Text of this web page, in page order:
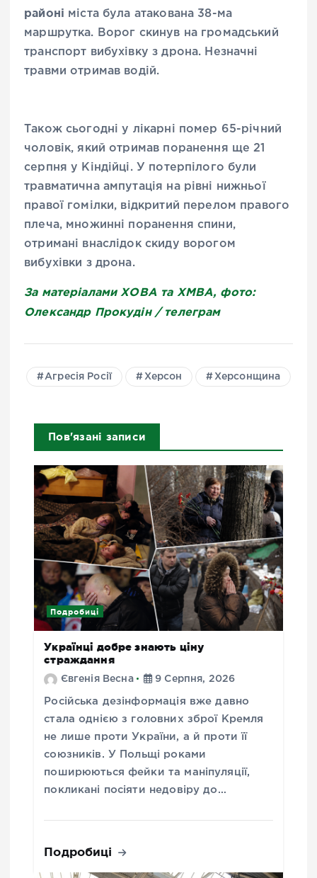
районі міста була атакована 38-ма
маршрутка. Ворог скинув на громадський
транспорт вибухівку з дрона. Незначні
травми отримав водій.
Також сьогодні у лікарні помер 65-річний
чоловік, який отримав поранення ще 21
серпня у Кіндійці. У потерпілого були
травматична ампутація на рівні нижньої
правої гомілки, відкритий перелом правого
плеча, множинні поранення спини,
отримані внаслідок скиду ворогом
вибухівки з дрона.
За матеріалами ХОВА та ХМВА, фото:
Олександр Прокудін / телеграм
Агресія Росії Херсон Херсонщина
Пов'язані записи
Подробиці
Українці добре знають ціну
страждання
Євгенія Весна 9 Серпня, 2026
Російська дезінформація вже давно
стала однією з головних зброї Кремля
не лише проти України, а й проти її
союзників. У Польщі роками
поширюються фейки та маніпуляції,
покликані посіяти недовіру до…
Подробиці